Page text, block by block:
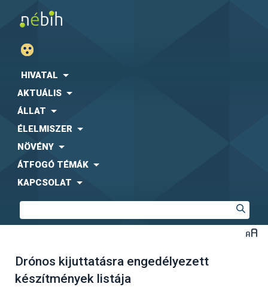
HIVATAL
AKTUÁLIS
ÁLLAT
ÉLELMISZER
NÖVÉNY
ÁTFOGÓ TÉMÁK
KAPCSOLAT
Drónos kijuttatásra engedélyezett
készítmények listája